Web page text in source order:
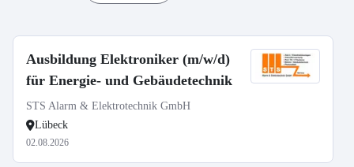
Ausbildung Elektroniker (m/w/d)
für Energie- und Gebäudetechnik
STS Alarm & Elektrotechnik GmbH
Lübeck
02.08.2026